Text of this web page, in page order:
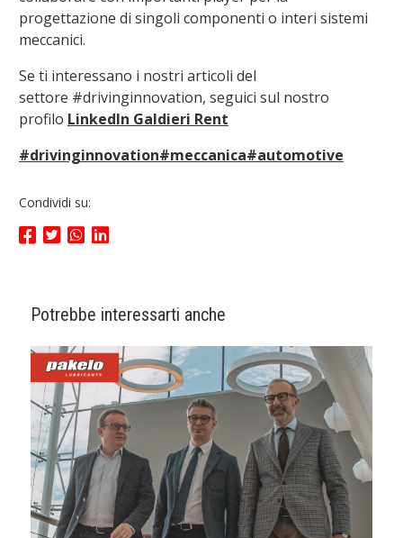
progettazione di singoli componenti o interi sistemi
meccanici.
Se ti interessano i nostri articoli del
settore #drivinginnovation, seguici sul nostro
profilo LinkedIn Galdieri Rent
#drivinginnovation#meccanica#automotive
Condividi su:
Potrebbe interessarti anche